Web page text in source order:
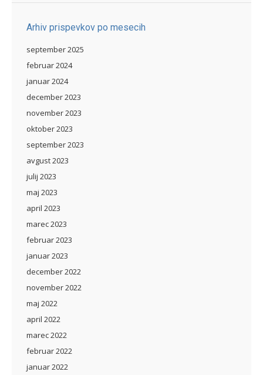
Arhiv prispevkov po mesecih
september 2025
februar 2024
januar 2024
december 2023
november 2023
oktober 2023
september 2023
avgust 2023
julij 2023
maj 2023
april 2023
marec 2023
februar 2023
januar 2023
december 2022
november 2022
maj 2022
april 2022
marec 2022
februar 2022
januar 2022